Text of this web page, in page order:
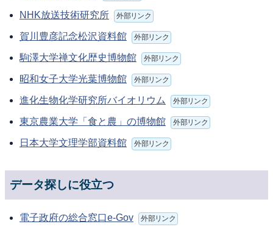
NHK放送技術研究所 外部リンク
賀川豊彦記念松沢資料館 外部リンク
駒澤大学禅文化歴史博物館 外部リンク
昭和女子大学光葉博物館 外部リンク
進化生物化学研究所バイオリウム 外部リンク
東京農業大学「食と農」の博物館 外部リンク
日本大学文理学部資料館 外部リンク
データ探しに役立つ
電子政府の総合窓口e-Gov 外部リンク